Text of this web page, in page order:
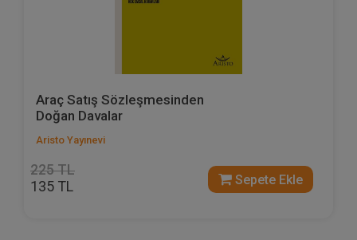
Araç Satış Sözleşmesinden
Doğan Davalar
Aristo Yayınevi
225 TL
135 TL Sepete Ekle